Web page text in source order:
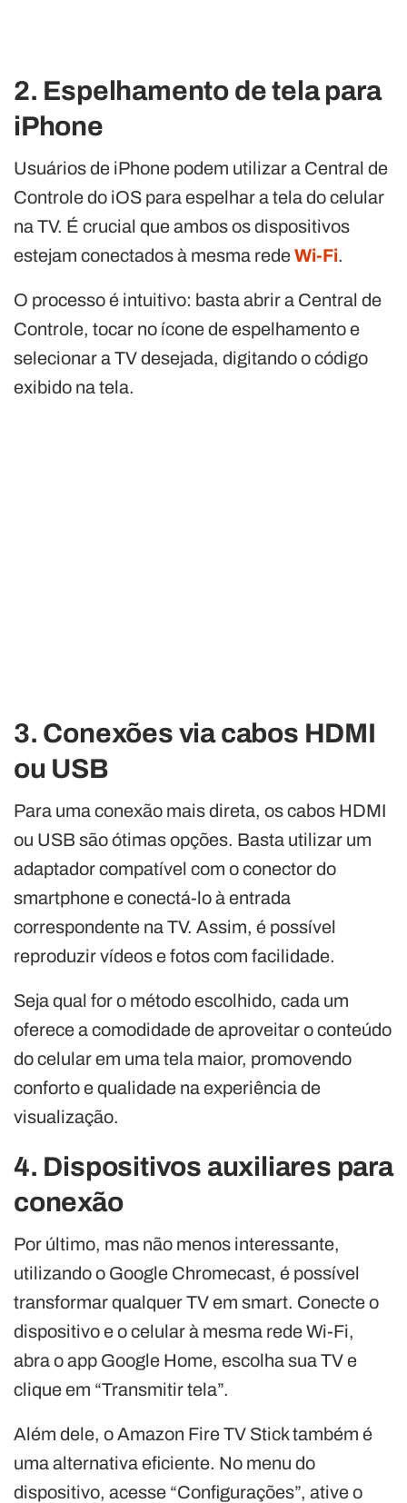
2. Espelhamento de tela para
iPhone
Usuários de iPhone podem utilizar a Central de
Controle do iOS para espelhar a tela do celular
na TV. É crucial que ambos os dispositivos
estejam conectados à mesma redeWi-Fi.
O processo é intuitivo: basta abrir a Central de
Controle, tocar no ícone de espelhamento e
selecionar a TV desejada, digitando o código
exibido na tela.
3. Conexões via cabos HDMI
ou USB
Para uma conexão mais direta, os cabos HDMI
ou USB são ótimas opções. Basta utilizar um
adaptador compatível com o conector do
smartphone e conectá-lo à entrada
correspondente na TV. Assim, é possível
reproduzir vídeos e fotos com facilidade.
Seja qual for o método escolhido, cada um
oferece a comodidade de aproveitar o conteúdo
do celular em uma tela maior, promovendo
conforto e qualidade na experiência de
visualização.
4. Dispositivos auxiliares para
conexão
Por último, mas não menos interessante,
utilizando o Google Chromecast, é possível
transformar qualquer TV em smart. Conecte o
dispositivo e o celular à mesma rede Wi-Fi,
abra o app Google Home, escolha sua TV e
clique em “Transmitir tela”.
Além dele, o Amazon Fire TV Stick também é
uma alternativa eficiente. No menu do
dispositivo, acesse “Configurações”, ative o